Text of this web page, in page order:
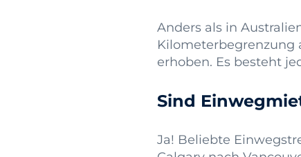
Anders als in
Kilometerbegrenzung
erhoben. Es besteht
Sind
Ja! Beliebte